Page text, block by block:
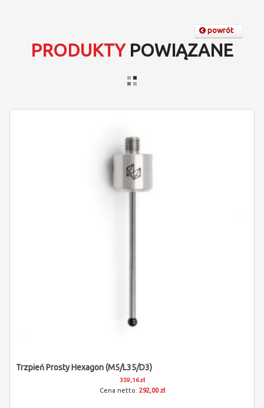
powrót
PRODUKTYPOWIĄZANE
Trzpień Prosty Hexagon (M5/L35/D3)
359,16 zł
292,00 zł